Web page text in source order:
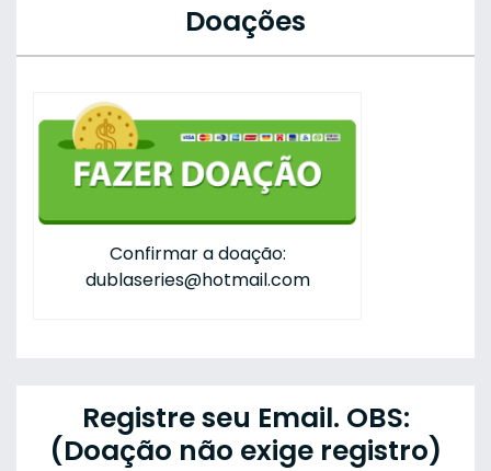
Doações
Confirmar a doação:
dublaseries@hotmail.com
Registre seu Email. OBS:
(Doação não exige registro)